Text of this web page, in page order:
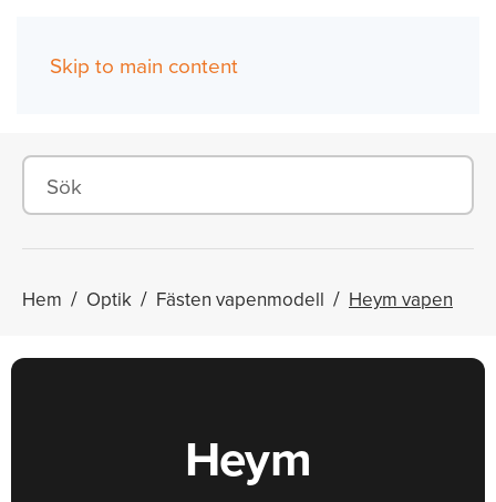
Skip to main content
Hem Optik Fästen vapenmodell Heym vapen
Heym